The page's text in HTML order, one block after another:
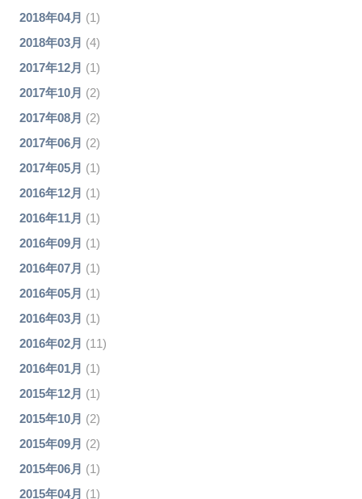
2018年04月 (1)
2018年03月 (4)
2017年12月 (1)
2017年10月 (2)
2017年08月 (2)
2017年06月 (2)
2017年05月 (1)
2016年12月 (1)
2016年11月 (1)
2016年09月 (1)
2016年07月 (1)
2016年05月 (1)
2016年03月 (1)
2016年02月 (11)
2016年01月 (1)
2015年12月 (1)
2015年10月 (2)
2015年09月 (2)
2015年06月 (1)
2015年04月 (1)